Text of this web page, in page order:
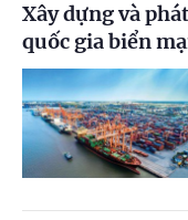
Xây dựng và
quốc gia biển